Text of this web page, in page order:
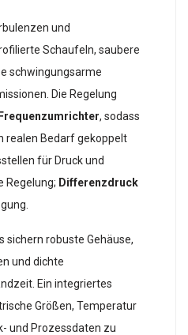
und
Schaufeln, saubere
schwingungsarme
Die Regelung
Frequenzumrichter, sodass
realen Bedarf gekoppelt
für Druck und
Regelung; Differenzdruck
sichern robuste Gehäuse,
und dichte
Ein integriertes
Größen, Temperatur
und Prozessdaten zu